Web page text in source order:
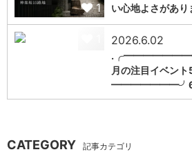
1
い心地よさがあ
2026.6.02
月の注目イベ
━━━━━━━╯6月
CATEGORY 記事カテゴリ